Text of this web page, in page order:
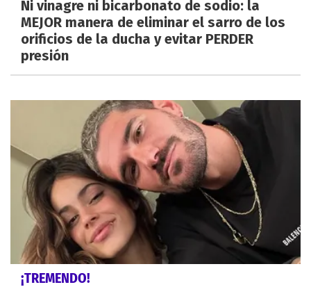
Ni vinagre ni bicarbonato de sodio: la
MEJOR manera de eliminar el sarro de los
orificios de la ducha y evitar PERDER
presión
¡TREMENDO!